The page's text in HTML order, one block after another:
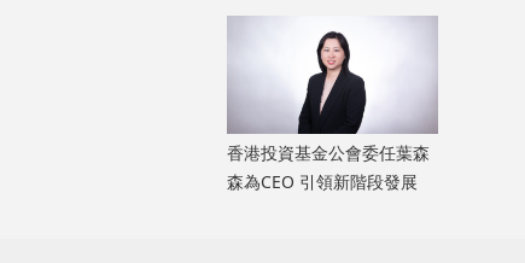
香港投資基金公會委任葉森
森為CEO 引領新階段發展